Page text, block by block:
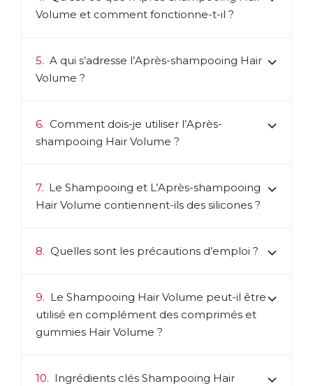
Volume et comment fonctionne-t-il ?
5. A qui s’adresse l’Après-shampooing Hair
Volume ?
6. Comment dois-je utiliser l’Après-
shampooing Hair Volume ?
7. Le Shampooing et L’Après-shampooing
Hair Volume contiennent-ils des silicones ?
8. Quelles sont les précautions d’emploi ?
9. Le Shampooing Hair Volume peut-il être
utilisé en complément des comprimés et
gummies Hair Volume ?
10. Ingrédients clés Shampooing Hair